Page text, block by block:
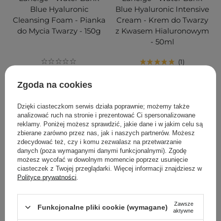
Blue Hyaluronic
Cleansing Foam - Pianka
do Mycia Twarzy - 150g
109,00 zł
DODAJ DO KOSZYKA
Blue Hyaluronic Intensive
Cream - Krem do Twarzy
z Kwasem Hialuronowym
- 50ml
1
DODAJ DO KOSZYKA
Zgoda na cookies
Dzięki ciasteczkom serwis działa poprawnie; możemy także
analizować ruch na stronie i prezentować Ci spersonalizowane
reklamy. Poniżej możesz sprawdzić, jakie dane i w jakim celu są
zbierane zarówno przez nas, jak i naszych partnerów. Możesz
zdecydować też, czy i komu zezwalasz na przetwarzanie
danych (poza wymaganymi danymi funkcjonalnymi). Zgodę
możesz wycofać w dowolnym momencie poprzez usunięcie
ciasteczek z Twojej przeglądarki. Więcej informacji znajdziesz w
Polityce prywatności
Funkcjonalne pliki cookie (wymagane)
Zawsze
aktywne